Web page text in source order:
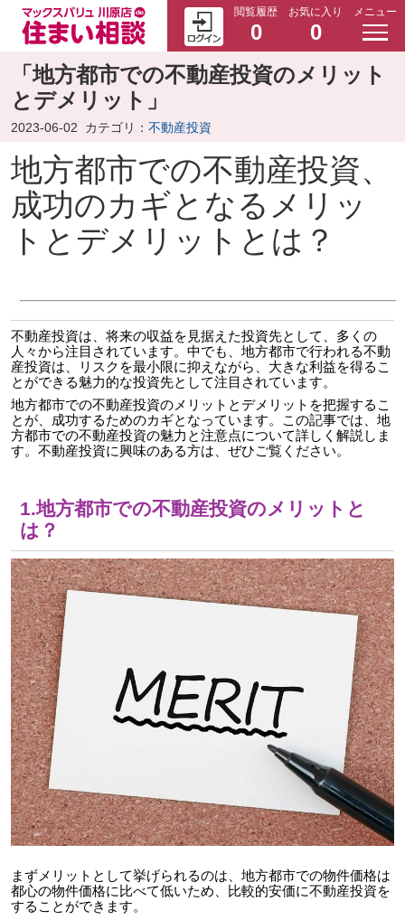
閲覧履歴
0
お気に入り
0
メニュー
「地方都市での不動産投資のメリット
とデメリット」
2023-06-02 カテゴリ： 不動産投資
地方都市での不動産投資、
成功のカギとなるメリッ
トとデメリットとは？
不動産投資は、将来の収益を見据えた投資先として、多くの
人々から注目されています。中でも、地方都市で行われる不動
産投資は、リスクを最小限に抑えながら、大きな利益を得るこ
とができる魅力的な投資先として注目されています。
地方都市での不動産投資のメリットとデメリットを把握するこ
とが、成功するためのカギとなっています。この記事では、地
方都市での不動産投資の魅力と注意点について詳しく解説しま
す。不動産投資に興味のある方は、ぜひご覧ください。
1.地方都市での不動産投資のメリットと
は？
まずメリットとして挙げられるのは、地方都市での物件価格は
都心の物件価格に比べて低いため、比較的安価に不動産投資を
することができます。